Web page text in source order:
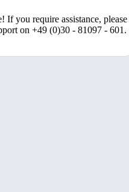
If you require assistance, please
on +49 (0)30 - 81097 - 601.